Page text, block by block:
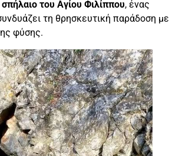
σπήλαιο του Αγίου Φιλίππου, ένας
τη θρησκευτική παράδοση με
φύσης.